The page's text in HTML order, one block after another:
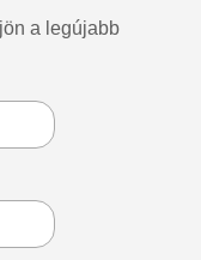
a legújabb